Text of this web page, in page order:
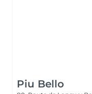
Piu Bello